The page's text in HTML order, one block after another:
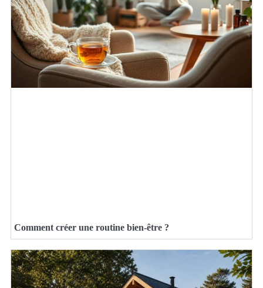
Comment créer une routine bien-être ?